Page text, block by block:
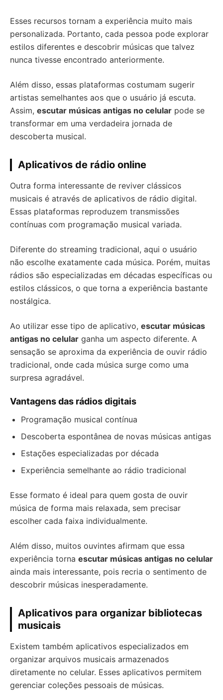
Esses recursos tornam a experiência muito mais
personalizada. Portanto, cada pessoa pode explorar
estilos diferentes e descobrir músicas que talvez
nunca tivesse encontrado anteriormente.
Além disso, essas plataformas costumam sugerir
artistas semelhantes aos que o usuário já escuta.
Assim, escutar músicas antigas no celular pode se
transformar em uma verdadeira jornada de
descoberta musical.
Aplicativos de rádio online
Outra forma interessante de reviver clássicos
musicais é através de aplicativos de rádio digital.
Essas plataformas reproduzem transmissões
contínuas com programação musical variada.
Diferente do streaming tradicional, aqui o usuário
não escolhe exatamente cada música. Porém, muitas
rádios são especializadas em décadas específicas ou
estilos clássicos, o que torna a experiência bastante
nostálgica.
Ao utilizar esse tipo de aplicativo, escutar músicas
antigas no celular ganha um aspecto diferente. A
sensação se aproxima da experiência de ouvir rádio
tradicional, onde cada música surge como uma
surpresa agradável.
Vantagens das rádios digitais
Programação musical contínua
Descoberta espontânea de novas músicas antigas
Estações especializadas por década
Experiência semelhante ao rádio tradicional
Esse formato é ideal para quem gosta de ouvir
música de forma mais relaxada, sem precisar
escolher cada faixa individualmente.
Além disso, muitos ouvintes afirmam que essa
experiência torna escutar músicas antigas no celular
ainda mais interessante, pois recria o sentimento de
descobrir músicas inesperadamente.
Aplicativos para organizar bibliotecas
musicais
Existem também aplicativos especializados em
organizar arquivos musicais armazenados
diretamente no celular. Esses aplicativos permitem
gerenciar coleções pessoais de músicas.